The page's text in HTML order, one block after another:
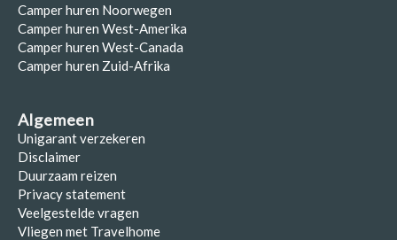
Camper huren Noorwegen
Camper huren West-Amerika
Camper huren West-Canada
Camper huren Zuid-Afrika
Algemeen
Unigarant verzekeren
Disclaimer
Duurzaam reizen
Privacy statement
Veelgestelde vragen
Vliegen met Travelhome